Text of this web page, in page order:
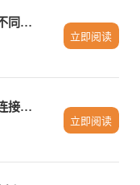
谷歌浏览器如何选择不同操作系统版本下载
立即阅读
谷歌浏览器常见网络连接问题分析和解决方案
立即阅读